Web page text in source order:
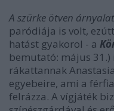
A szürke ötven
paródiája is volt,
hatást gyakorol - a
bemutató: május
rákattannak
egyebeire, ami a
felrázza. A vígjáték